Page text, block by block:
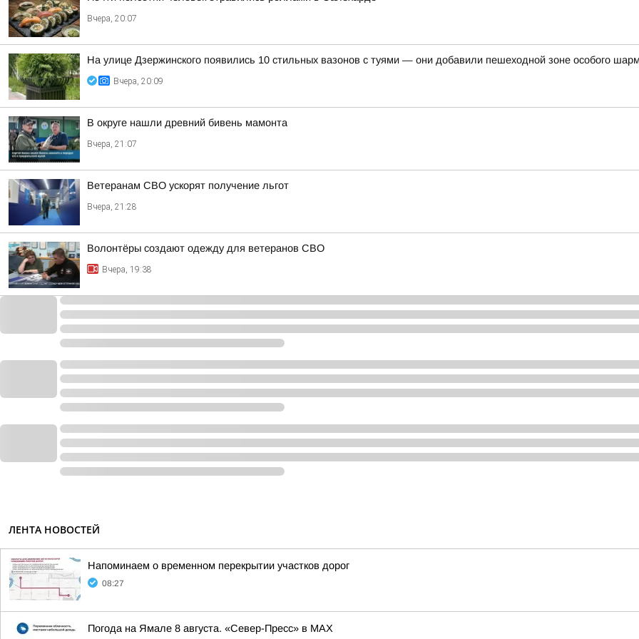
Вчера, 20:07
На улице Дзержинского появились 10 стильных вазонов с туями — они добавили пешеходной зоне особого
Вчера, 20:09
В округе нашли древний бивень мамонта
Вчера, 21:07
Ветеранам СВО ускорят получение льгот
Вчера, 21:28
Волонтёры создают одежду для ветеранов СВО
Вчера, 19:38
ЛЕНТА НОВОСТЕЙ
Напоминаем о временном перекрытии участков дорог
08:27
Погода на Ямале 8 августа. «Север-Пресс» в MAX